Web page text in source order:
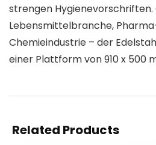
strengen Hygienevorschriften.
Lebensmittelbranche,
Chemieindustrie – der
einer Plattform von 910 x 500
Related Products